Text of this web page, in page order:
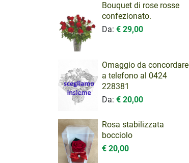
Bouquet di rose rosse
confezionato.
Da:€ 29,00
Omaggio da concordare
a telefono al 0424
228381
Da:€ 20,00
Rosa stabilizzata
bocciolo
€ 20,00